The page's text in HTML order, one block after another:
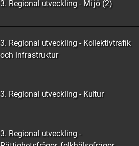
3. Regional utveckling - Miljö (2)
3. Regional utveckling - Kollektivtrafik
och infrastruktur
3. Regional utveckling - Kultur
3. Regional utveckling -